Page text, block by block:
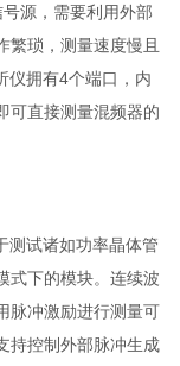
号源，需要利用外部
繁琐，测量速度慢且
仪拥有4个端口，内
可直接测量混频器的
测试诸如功率晶体管
式下的模块。连续波
脉冲激励进行测量可
持控制外部脉冲生成